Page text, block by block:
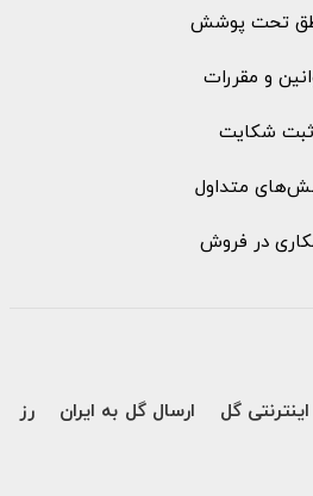
تحت پوشش
و مقررات
ثبت شکایت
متداول
در فروش
گل ارسال گل به ایران
رز